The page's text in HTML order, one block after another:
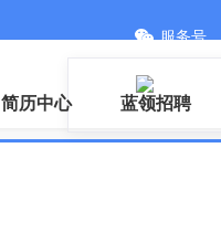
服务号
简历中心 蓝领招聘